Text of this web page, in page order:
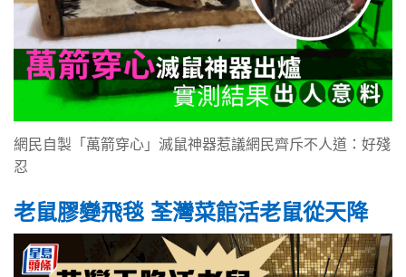
網民自製「萬箭穿心」滅鼠神器惹議網民齊斥不人道：好殘
忍
老鼠膠變飛毯 荃灣菜館活老鼠從天降